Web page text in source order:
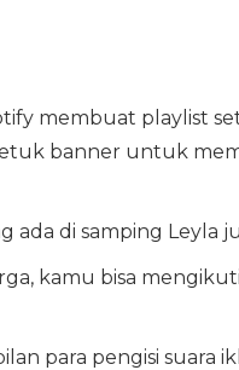
membuat playlist
banner untuk
ada di samping Leyla
kamu bisa
para pengisi suara